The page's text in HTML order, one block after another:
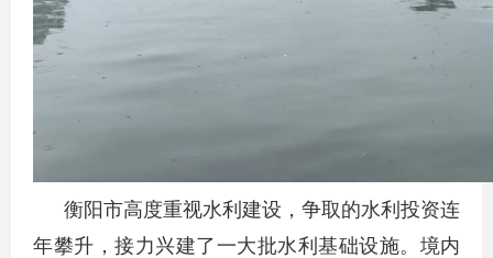
衡阳市高度重视水利建设，争取的水利投资连
年攀升，接力兴建了一大批水利基础设施。境内